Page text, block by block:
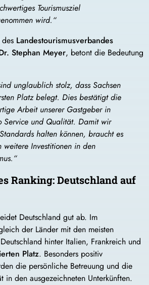
Tourismusziel
wird.“
Landestourismusverbandes
Stephan Meyer, betont die Bedeutung
unglaublich stolz, dass Sachsen
Platz belegt. Dies bestätigt die
Arbeit unserer Gastgeber in
Service und Qualität. Damit wir
halten können, braucht es
weitere Investitionen in den
Ranking: Deutschland auf
Deutschland gut ab. Im
der Länder mit den meisten
hinter Italien, Frankreich und
Platz. Besonders positiv
die persönliche Betreuung und die
in den ausgezeichneten Unterkünften.